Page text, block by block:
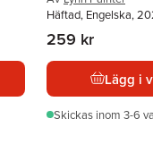
Häftad, Engelska,
259 kr
Lägg i
Skickas inom 3-6